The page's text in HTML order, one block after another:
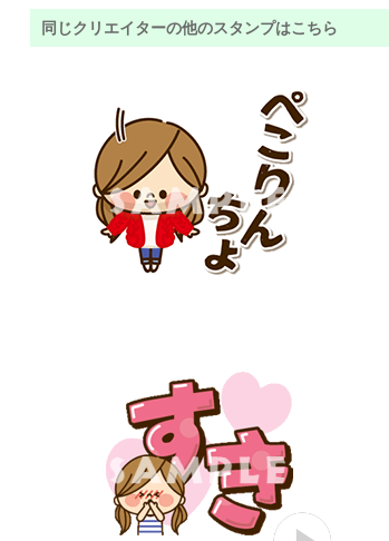
同じクリエイターの他のスタンプはこちら